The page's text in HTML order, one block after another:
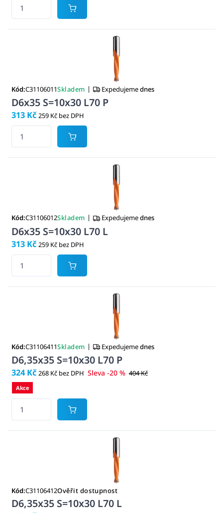
Kód:C31106011Skladem | Expedujemednes
D6x35 S=10x30 L70 P
313 Kč 259 Kč bez DPH
Kód:C31106012Skladem | Expedujemednes
D6x35 S=10x30 L70 L
313 Kč 259 Kč bez DPH
Kód:C31106411Skladem | Expedujemednes
D6,35x35 S=10x30 L70 P
324 Kč 268 Kč bez DPH Sleva -20 % 404 Kč
Akce
Kód:C31106412Ověřit dostupnost
D6,35x35 S=10x30 L70 L